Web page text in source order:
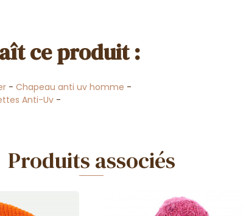
ce produit :
- Chapeau anti uv homme -
Anti-Uv-
Produits associés